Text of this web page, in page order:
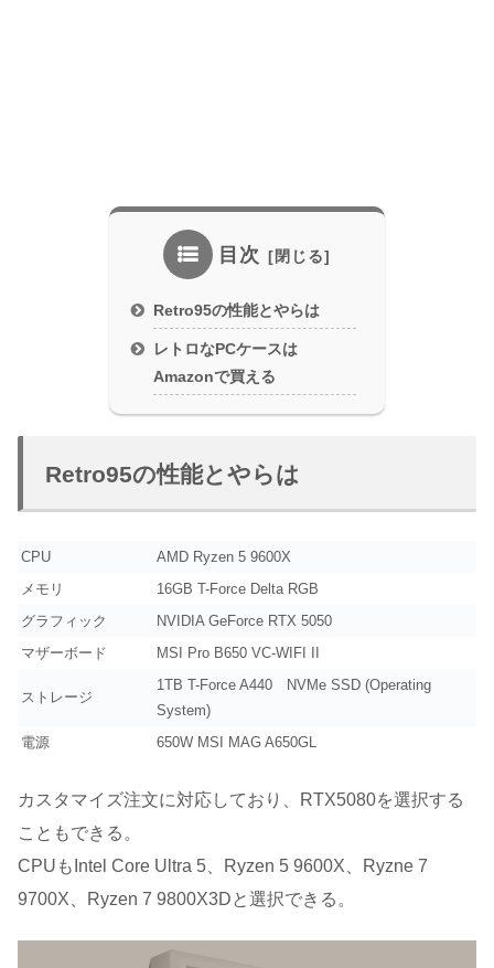
目次
Retro95の性能とやらは
レトロなPCケースは
Amazonで買える
Retro95の性能とやらは
CPU
AMD Ryzen 5 9600X
メモリ
16GB T-Force Delta RGB
グラフィック
NVIDIA GeForce RTX 5050
マザーボード
MSI Pro B650 VC-WIFI II
ストレージ
1TB T-Force A440 NVMe SSD (Operating
System)
電源
650W MSI MAG A650GL
カスタマイズ注文に対応しており、RTX5080を選択する
こともできる。
CPUもIntel Core Ultra 5、Ryzen 5 9600X、Ryzne 7
9700X、Ryzen 7 9800X3Dと選択できる。